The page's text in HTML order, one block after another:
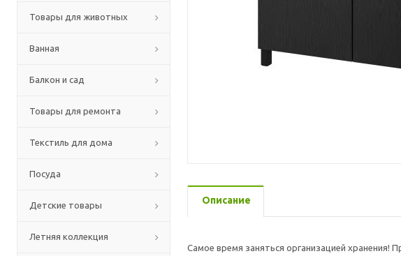
Товары для животных
Ванная
Балкон и сад
Товары для ремонта
Текстиль для дома
Посуда
Детские товары
Летняя коллекция
Описание
Самое время заняться организацией